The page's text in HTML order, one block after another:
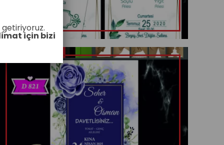
getiriyoruz.
için bizi